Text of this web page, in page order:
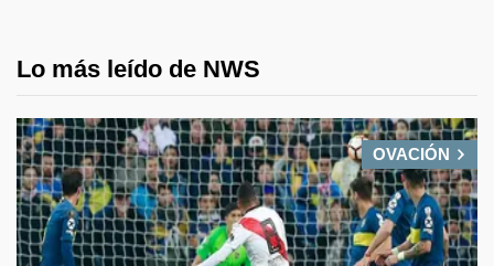
Lo más leído de NWS
OVACIÓN